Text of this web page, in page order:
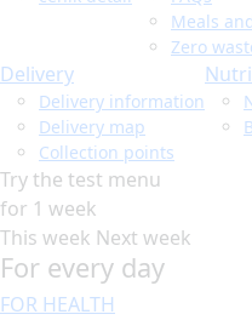
Meals
Zero
Delivery
Delivery information
Delivery map
Collection points
Try the test menu
for 1 week
This week Next week
For every day
FOR HEALTH